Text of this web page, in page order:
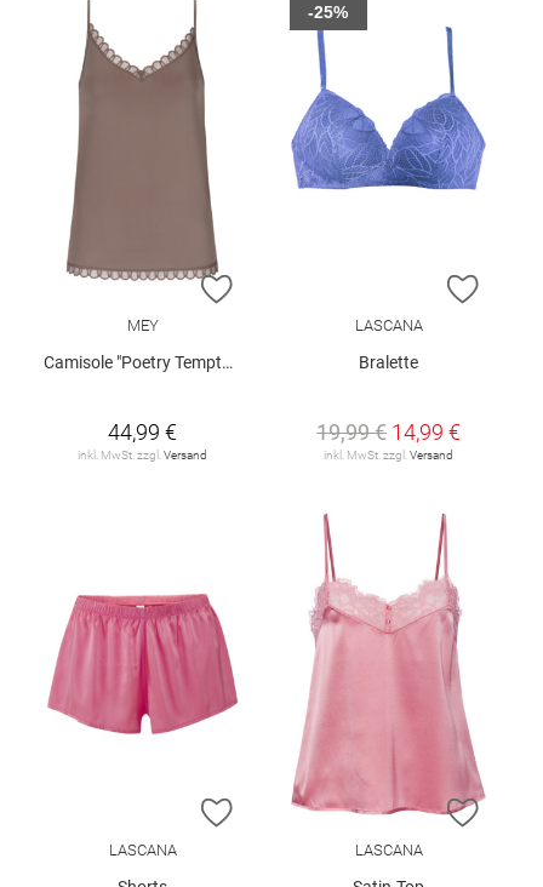
ZUR WUNSCHLISTE HINZUFÜGEN
MEY
Camisole "Poetry Temptation"
44,99 €
inkl. MwSt. zzgl. Versand
ZUR
LASCANA
Bralette
19,99 € 14,99 €
inkl. MwSt. zzgl. Versand
-25%
ZUR WUNSCHLISTE HINZUFÜGEN
LASCANA
ZUR
LASCANA